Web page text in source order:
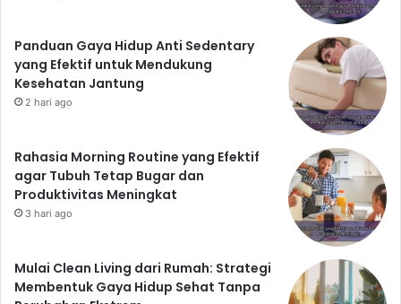
Panduan Gaya Hidup Anti Sedentary
yang Efektif untuk Mendukung
Kesehatan Jantung
2 hari ago
Rahasia Morning Routine yang Efektif
agar Tubuh Tetap Bugar dan
Produktivitas Meningkat
3 hari ago
Mulai Clean Living dari Rumah: Strategi
Membentuk Gaya Hidup Sehat Tanpa